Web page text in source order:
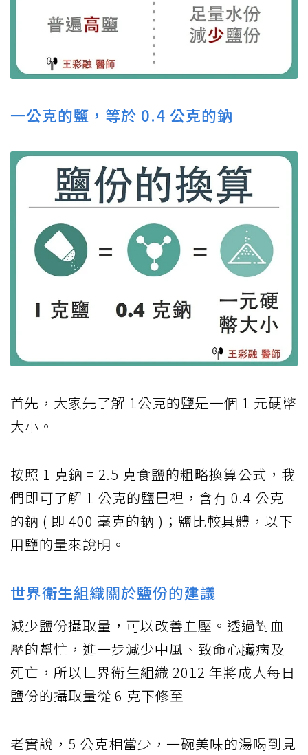
一公克的鹽，等於 0.4 公克的鈉
首先，大家先了解 1公克的鹽是一個 1 元硬幣
大小。
按照 1 克鈉 = 2.5 克食鹽的粗略換算公式，我
們即可了解 1 公克的鹽巴裡，含有 0.4 公克
的鈉 ( 即 400 毫克的鈉 )；鹽比較具體，以下
用鹽的量來說明。
世界衛生組織關於鹽份的建議
減少鹽份攝取量，可以改善血壓。透過對血
壓的幫忙，進一步減少中風、致命心臟病及
死亡，所以世界衛生組織 2012 年將成人每日
鹽份的攝取量從 6 克下修至
老實說，5 公克相當少，一碗美味的湯喝到見